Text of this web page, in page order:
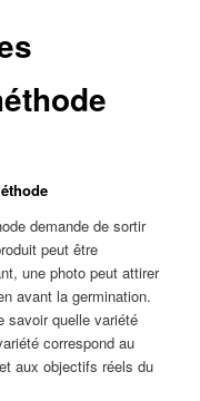
demande de sortir
peut être
une photo peut attirer
avant la germination.
savoir quelle variété
correspond au
aux objectifs réels du